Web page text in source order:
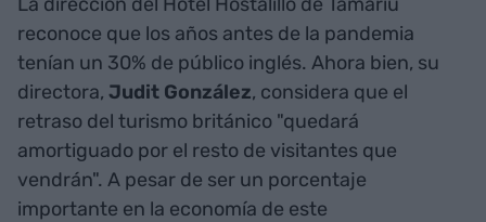
reconoce que los años antes de la pandemia
tenían un 30% de público inglés. Ahora bien, su
directora, Judit González, considera que el
retraso del turismo británico "quedará
amortiguado por el resto de visitantes que
vendrán". A pesar de ser un porcentaje
importante en la economía de este